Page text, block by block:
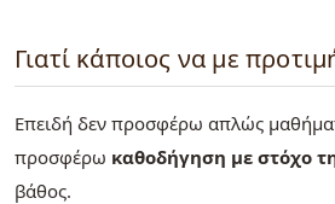
Γιατί κάποιος να με
Επειδή δεν προσφέρω απλώς
προσφέρω καθοδήγηση με στόχο
βάθος.